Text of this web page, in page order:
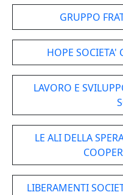
GRUPPO
HOPE SOCIETA'
LAVORO E
LE ALI DELLA
LIBERAMENTI